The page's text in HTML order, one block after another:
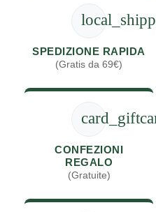
SPEDIZIONE RAPIDA
(Gratis da 69€)
CONFEZIONI
REGALO
(Gratuite)